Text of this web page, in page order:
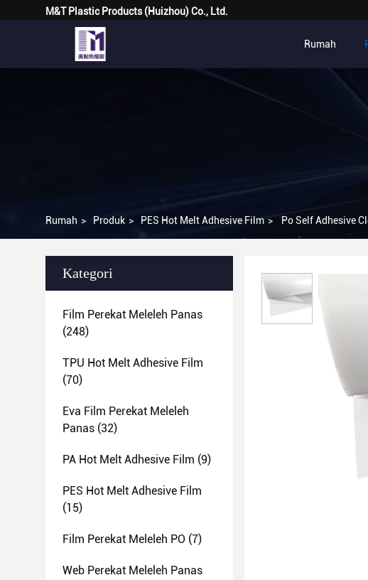
M&T Plastic Products (Huizhou) Co., Ltd.
Rumah
Rumah > Produk > PES Hot Melt Adhesive Film > Po Self Adhesive
Kategori
Film Perekat Meleleh Panas
(248)
TPU Hot Melt Adhesive Film
(70)
Eva Film Perekat Meleleh
Panas (32)
PA Hot Melt Adhesive Film (9)
PES Hot Melt Adhesive Film
(15)
Film Perekat Meleleh PO (7)
Web Perekat Meleleh Panas